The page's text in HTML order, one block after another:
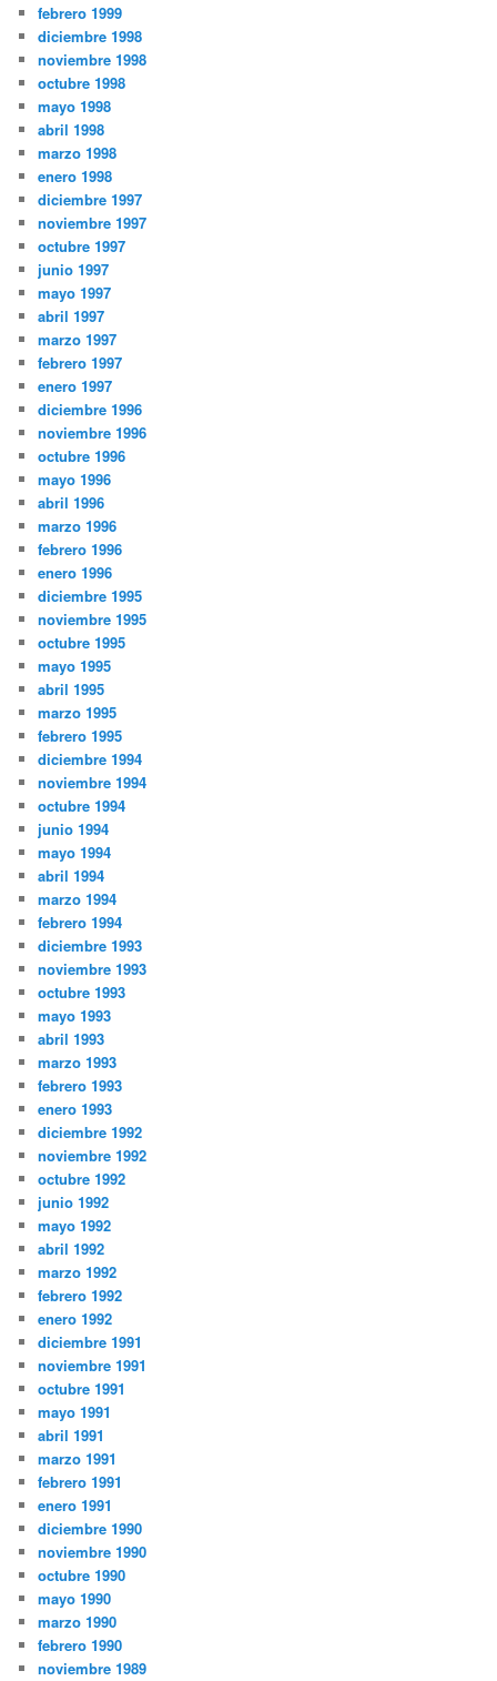
febrero 1999
diciembre 1998
noviembre 1998
octubre 1998
mayo 1998
abril 1998
marzo 1998
enero 1998
diciembre 1997
noviembre 1997
octubre 1997
junio 1997
mayo 1997
abril 1997
marzo 1997
febrero 1997
enero 1997
diciembre 1996
noviembre 1996
octubre 1996
mayo 1996
abril 1996
marzo 1996
febrero 1996
enero 1996
diciembre 1995
noviembre 1995
octubre 1995
mayo 1995
abril 1995
marzo 1995
febrero 1995
diciembre 1994
noviembre 1994
octubre 1994
junio 1994
mayo 1994
abril 1994
marzo 1994
febrero 1994
diciembre 1993
noviembre 1993
octubre 1993
mayo 1993
abril 1993
marzo 1993
febrero 1993
enero 1993
diciembre 1992
noviembre 1992
octubre 1992
junio 1992
mayo 1992
abril 1992
marzo 1992
febrero 1992
enero 1992
diciembre 1991
noviembre 1991
octubre 1991
mayo 1991
abril 1991
marzo 1991
febrero 1991
enero 1991
diciembre 1990
noviembre 1990
octubre 1990
mayo 1990
marzo 1990
febrero 1990
noviembre 1989